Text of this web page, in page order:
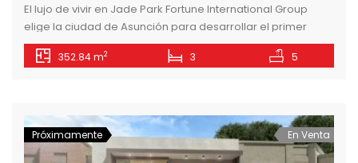
El lujo de vivir en Jade Park Fortune International Group
elige la ciudad de Asunción para desarrollar el primer
Jade en América Latina, en sociedad con Jimenez Gaona y
Lima, la empresa constructora líder en Paraguay. Un
352.84 m2 3 5
Próximamente En Venta